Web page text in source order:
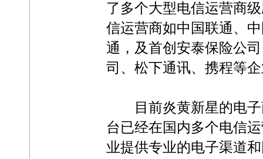
了多个大型电信运营商
信运营商如中国联通、
通，及首创安泰保险公
司、松下通讯、携程等
目前炎黄新星的电子
台已经在国内多个电信
业提供专业的电子渠道